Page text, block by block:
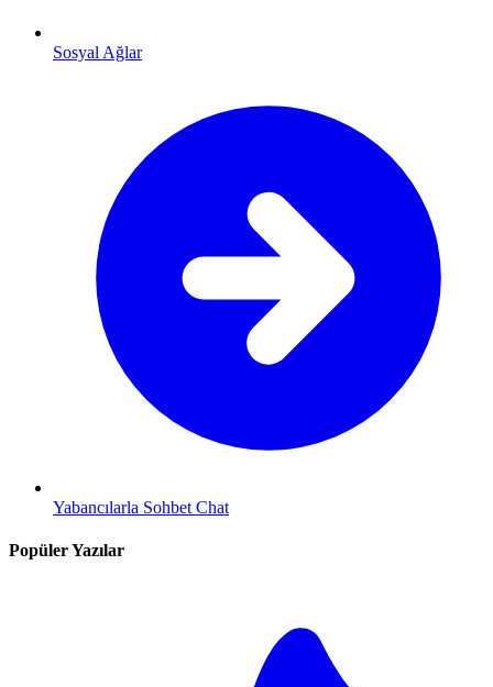
Sosyal Ağlar
Yabancılarla Sohbet Chat
Popüler Yazılar